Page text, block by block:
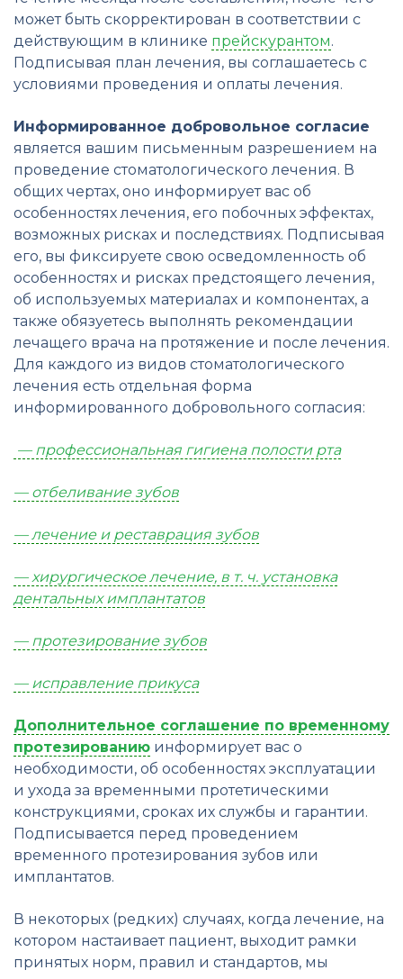
может быть скорректирован в соответствии с
действующим в клинике прейскурантом.
Подписывая план лечения, вы соглашаетесь с
условиями проведения и оплаты лечения.
Информированное добровольное согласие
является вашим письменным разрешением на
проведение стоматологического лечения. В
общих чертах, оно информирует вас об
особенностях лечения, его побочных эффектах,
возможных рисках и последствиях. Подписывая
его, вы фиксируете свою осведомленность об
особенностях и рисках предстоящего лечения,
об используемых материалах и компонентах, а
также обязуетесь выполнять рекомендации
лечащего врача на протяжение и после лечения.
Для каждого из видов стоматологического
лечения есть отдельная форма
информированного добровольного согласия:
— профессиональная гигиена полости рта
— отбеливание зубов
— лечение и реставрация зубов
— хирургическое лечение, в т. ч. установка
дентальных имплантатов
— протезирование зубов
— исправление прикуса
Дополнительное соглашение по временному
протезированию информирует вас о
необходимости, об особенностях эксплуатации
и ухода за временными протетическими
конструкциями, сроках их службы и гарантии.
Подписывается перед проведением
временного протезирования зубов или
имплантатов.
В некоторых (редких) случаях, когда лечение, на
котором настаивает пациент, выходит рамки
принятых норм, правил и стандартов, мы